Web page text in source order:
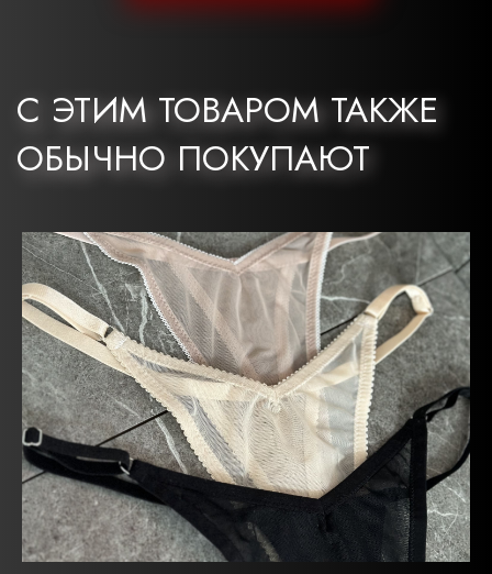
С ЭТИМ ТОВАРОМ ТАКЖЕ
ОБЫЧНО ПОКУПАЮТ